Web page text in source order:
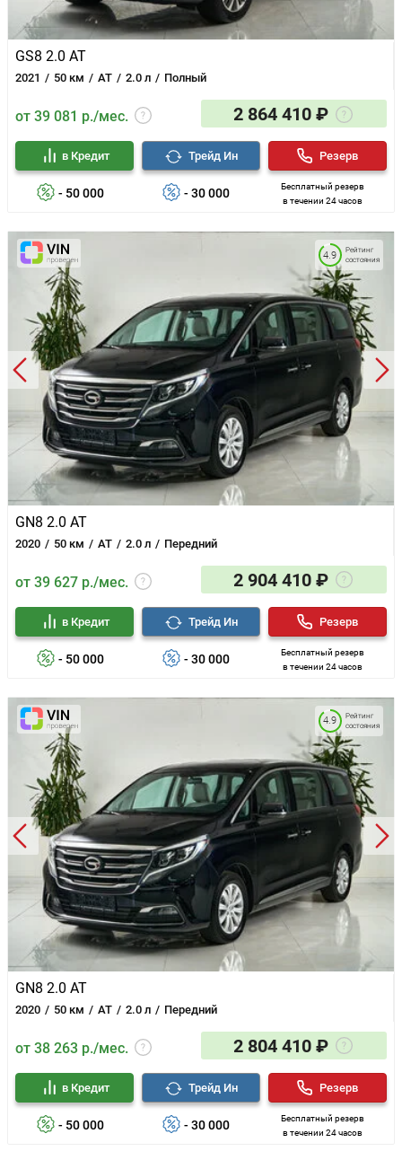
Блокировка замков задних дверей
Антиблокировочная система (ABS)
Антипробуксовочная система (ASR)
Система помощи при старте в гору (HSA)
Система помощи при торможении (BAS, EBD)
Крепление детского кресла (задний ряд) ISOFIX
GS8 2.0 AT
2021 50 км AT 2.0 л Полный
от 39 081 р./мес. 2 864 410 ₽
- 50 000
в Кредит
- 30 000
Трейд Ин
Бесплатный резерв
в течении 24 часов
Резерв
GN8 2.0 AT
2020 50 км AT 2.0 л Передний
Рейтинг
состояния
4.9
от 39 627 р./мес. 2 904 410 ₽
- 50 000
в Кредит
- 30 000
Трейд Ин
Бесплатный резерв
в течении 24 часов
Резерв
GN8 2.0 AT
2020 50 км AT 2.0 л Передний
Рейтинг
состояния
4.9
от 38 263 р./мес. 2 804 410 ₽
- 50 000
в Кредит
- 30 000
Трейд Ин
Бесплатный резерв
в течении 24 часов
Резерв